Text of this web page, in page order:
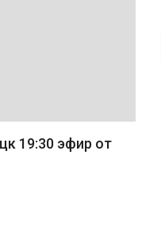
19:30 эфир от